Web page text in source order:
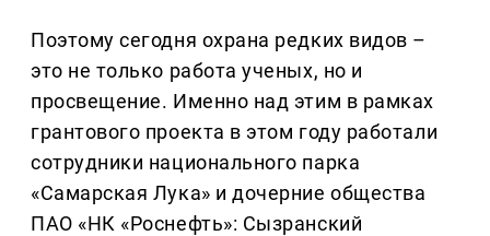
Поэтому сегодня охрана редких видов –
это не только работа ученых, но и
просвещение. Именно над этим в рамках
грантового проекта в этом году работали
сотрудники национального парка
«Самарская Лука» и дочерние общества
ПАО «НК «Роснефть»: Сызранский